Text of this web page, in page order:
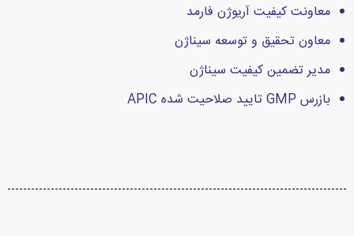
معاونت کیفیت آریوژن فارمد
معاون تحقیق و توسعه سیناژن
مدیر تضمین کیفیت سیناژن
بازرس GMP تایید صلاحیت شده APIC